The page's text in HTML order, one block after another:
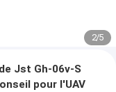
2/5
Jst Gh-06v-S
pour l'UAV